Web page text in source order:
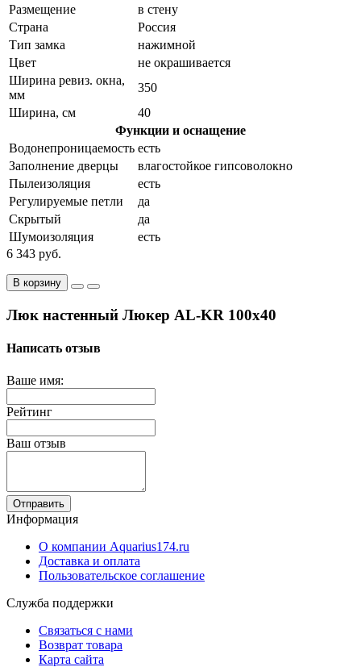
Размещение
в стену
Страна
Россия
Тип замка
нажимной
Цвет
не окрашивается
Ширина ревиз. окна,
мм
350
Ширина, см
40
Функции и оснащение
Водонепроницаемость есть
Заполнение дверцы
влагостойкое гипсоволокно
Пылеизоляция
есть
Регулируемые петли
да
Скрытый
да
Шумоизоляция
есть
6 343 руб.
В корзину
Люк настенный Люкер AL-KR 100x40
Написать отзыв
Ваше имя:
Рейтинг
Ваш отзыв
Отправить
Информация
О компании Aquarius174.ru
Доставка и оплата
Пользовательское соглашение
Служба поддержки
Связаться с нами
Возврат товара
Карта сайта